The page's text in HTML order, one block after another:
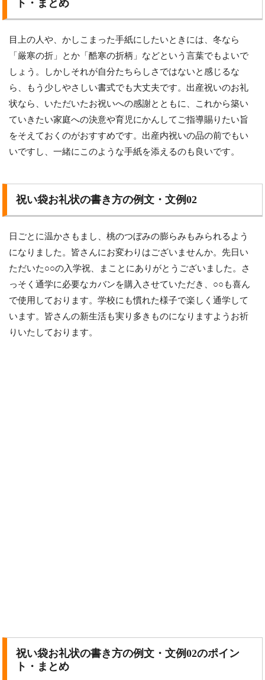
ト・まとめ
目上の人や、かしこまった手紙にしたいときには、冬なら
「厳寒の折」とか「酷寒の折柄」などという言葉でもよいで
しょう。しかしそれが自分たちらしさではないと感じるな
ら、もう少しやさしい書式でも大丈夫です。出産祝いのお礼
状なら、いただいたお祝いへの感謝とともに、これから築い
ていきたい家庭への決意や育児にかんしてご指導賜りたい旨
をそえておくのがおすすめです。出産内祝いの品の前でもい
いですし、一緒にこのような手紙を添えるのも良いです。
祝い袋お礼状の書き方の例文・文例02
日ごとに温かさもまし、桃のつぼみの膨らみもみられるよう
になりました。皆さんにお変わりはございませんか。先日い
ただいた○○の入学祝、まことにありがとうございました。さ
っそく通学に必要なカバンを購入させていただき、○○も喜ん
で使用しております。学校にも慣れた様子で楽しく通学して
います。皆さんの新生活も実り多きものになりますようお祈
りいたしております。
祝い袋お礼状の書き方の例文・文例02のポイン
ト・まとめ